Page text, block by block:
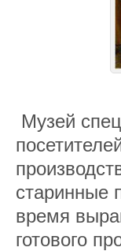
Музей
старинные
время
готового